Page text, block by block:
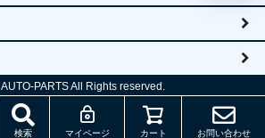
検索 マイページ カート お問い合わせ
AUTO-PARTS All Rights reserved.